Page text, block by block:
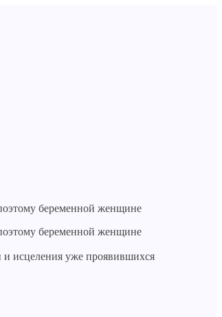
беременной женщине
беременной женщине
исцеления уже проявившихся